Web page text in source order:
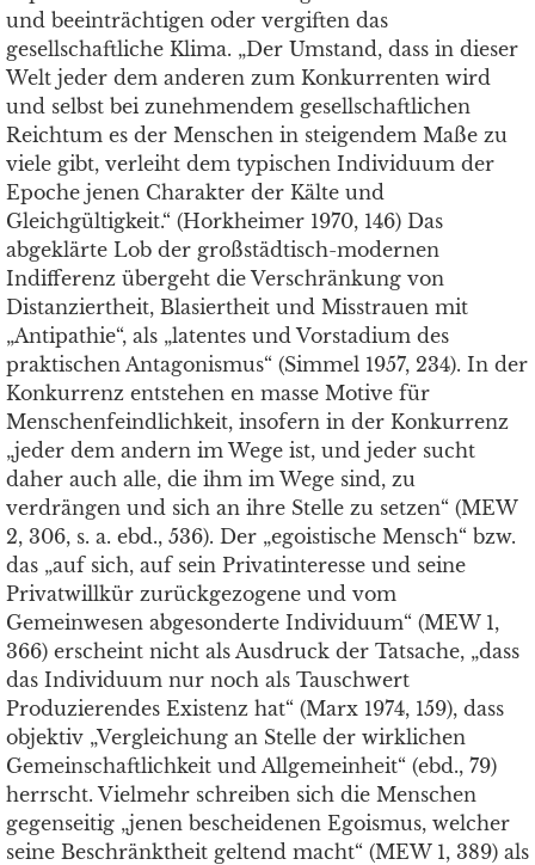
und beeinträchtigen oder vergiften das
gesellschaftliche Klima. „Der Umstand, dass in dieser
Welt jeder dem anderen zum Konkurrenten wird
und selbst bei zunehmendem gesellschaftlichen
Reichtum es der Menschen in steigendem Maße zu
viele gibt, verleiht dem typischen Individuum der
Epoche jenen Charakter der Kälte und
Gleichgültigkeit.“ (Horkheimer 1970, 146) Das
abgeklärte Lob der großstädtisch-modernen
Indifferenz übergeht die Verschränkung von
Distanziertheit, Blasiertheit und Misstrauen mit
„Antipathie“, als „latentes und Vorstadium des
praktischen Antagonismus“ (Simmel 1957, 234). In der
Konkurrenz entstehen en masse Motive für
Menschenfeindlichkeit, insofern in der Konkurrenz
„jeder dem andern im Wege ist, und jeder sucht
daher auch alle, die ihm im Wege sind, zu
verdrängen und sich an ihre Stelle zu setzen“ (MEW
2, 306, s. a. ebd., 536). Der „egoistische Mensch“ bzw.
das „auf sich, auf sein Privatinteresse und seine
Privatwillkür zurückgezogene und vom
Gemeinwesen abgesonderte Individuum“ (MEW 1,
366) erscheint nicht als Ausdruck der Tatsache, „dass
das Individuum nur noch als Tauschwert
Produzierendes Existenz hat“ (Marx 1974, 159), dass
objektiv „Vergleichung an Stelle der wirklichen
Gemeinschaftlichkeit und Allgemeinheit“ (ebd., 79)
herrscht. Vielmehr schreiben sich die Menschen
gegenseitig „jenen bescheidenen Egoismus, welcher
seine Beschränktheit geltend macht“ (MEW 1, 389) als